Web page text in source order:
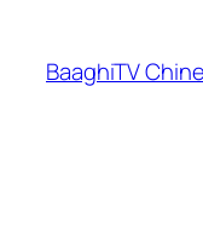
content
BaaghiTV